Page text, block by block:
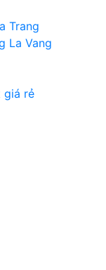
Trang
La Vang
giá rẻ